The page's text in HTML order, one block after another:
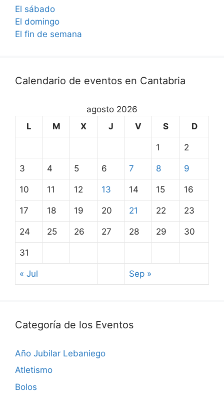
El sábado
El domingo
El fin de semana
Calendario de eventos en Cantabria
agosto 2026
L
M X J V S D
1 2
3 4 5 6 7 8 9
10 11 12 13 14 15 16
17 18 19 20 21 22 23
24 25 26 27 28 29 30
31
« Jul Sep »
Categoría de los Eventos
Año Jubilar Lebaniego
Atletismo
Bolos